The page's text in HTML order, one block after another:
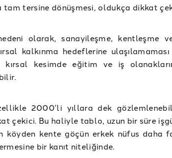
tersine dönüşmesi, oldukça dikkat
olarak, sanayileşme, kentleşme
kalkınma hedeflerine
kırsal kesimde eğitim ve iş
2000’li yıllara dek
çekici. Bu haliyle tablo, uzun bir süre
köyden kente göçün erkek nüfus daha
bir kanıt niteliğinde.